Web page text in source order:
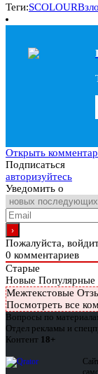
Теги:SCOLOUR
Открыть
Подписаться
авторизуйтесь
Уведомить о
Пожалуйста,
0 комментариев
Старые
Новые Популярные
Межтекстовые
Посмотреть все
Вопросы по
Отдел рекламы и
Контент 18+